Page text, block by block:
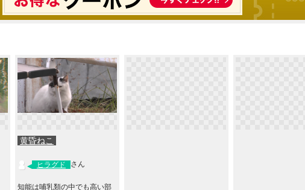
黄昏ねこ
ヒラグド さん
知能は哺乳類の中でも高い部